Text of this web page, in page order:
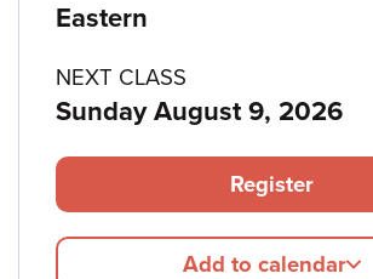
Eastern
NEXT CLASS
Sunday August 9, 2026
Register
Add to calendar